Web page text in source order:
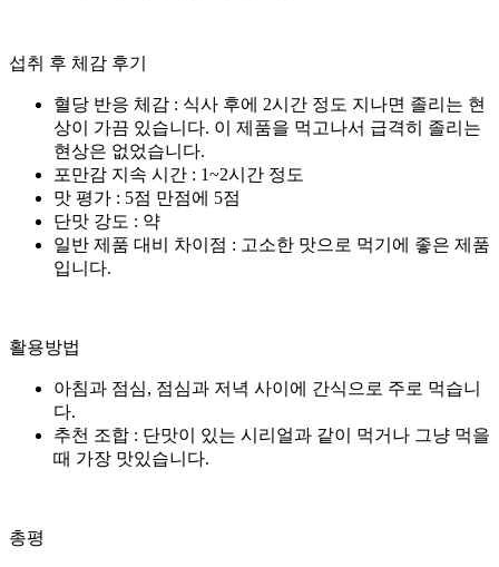
섭취 후 체감 후기
혈당 반응 체감 : 식사 후에 2시간 정도 지나면 졸리는 현
상이 가끔 있습니다. 이 제품을 먹고나서 급격히 졸리는
현상은 없었습니다.
포만감 지속 시간 : 1~2시간 정도
맛 평가 : 5점 만점에 5점
단맛 강도 : 약
일반 제품 대비 차이점 : 고소한 맛으로 먹기에 좋은 제품
입니다.
활용방법
아침과 점심, 점심과 저녁 사이에 간식으로 주로 먹습니
다.
추천 조합 : 단맛이 있는 시리얼과 같이 먹거나 그냥 먹을
때 가장 맛있습니다.
총평